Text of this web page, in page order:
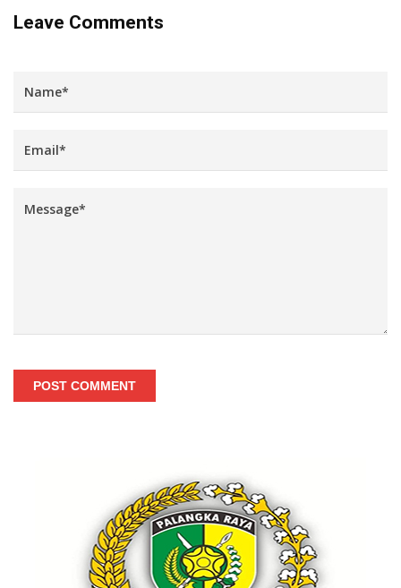
Leave Comments
POST COMMENT